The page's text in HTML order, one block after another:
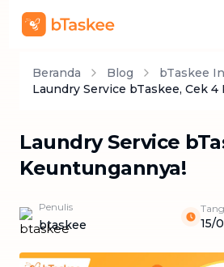
Beranda Blog
bTaskee
Laundry Service bTaskee, Cek
Laundry Service
Keuntungannya!
Penulis
btaskee 15/